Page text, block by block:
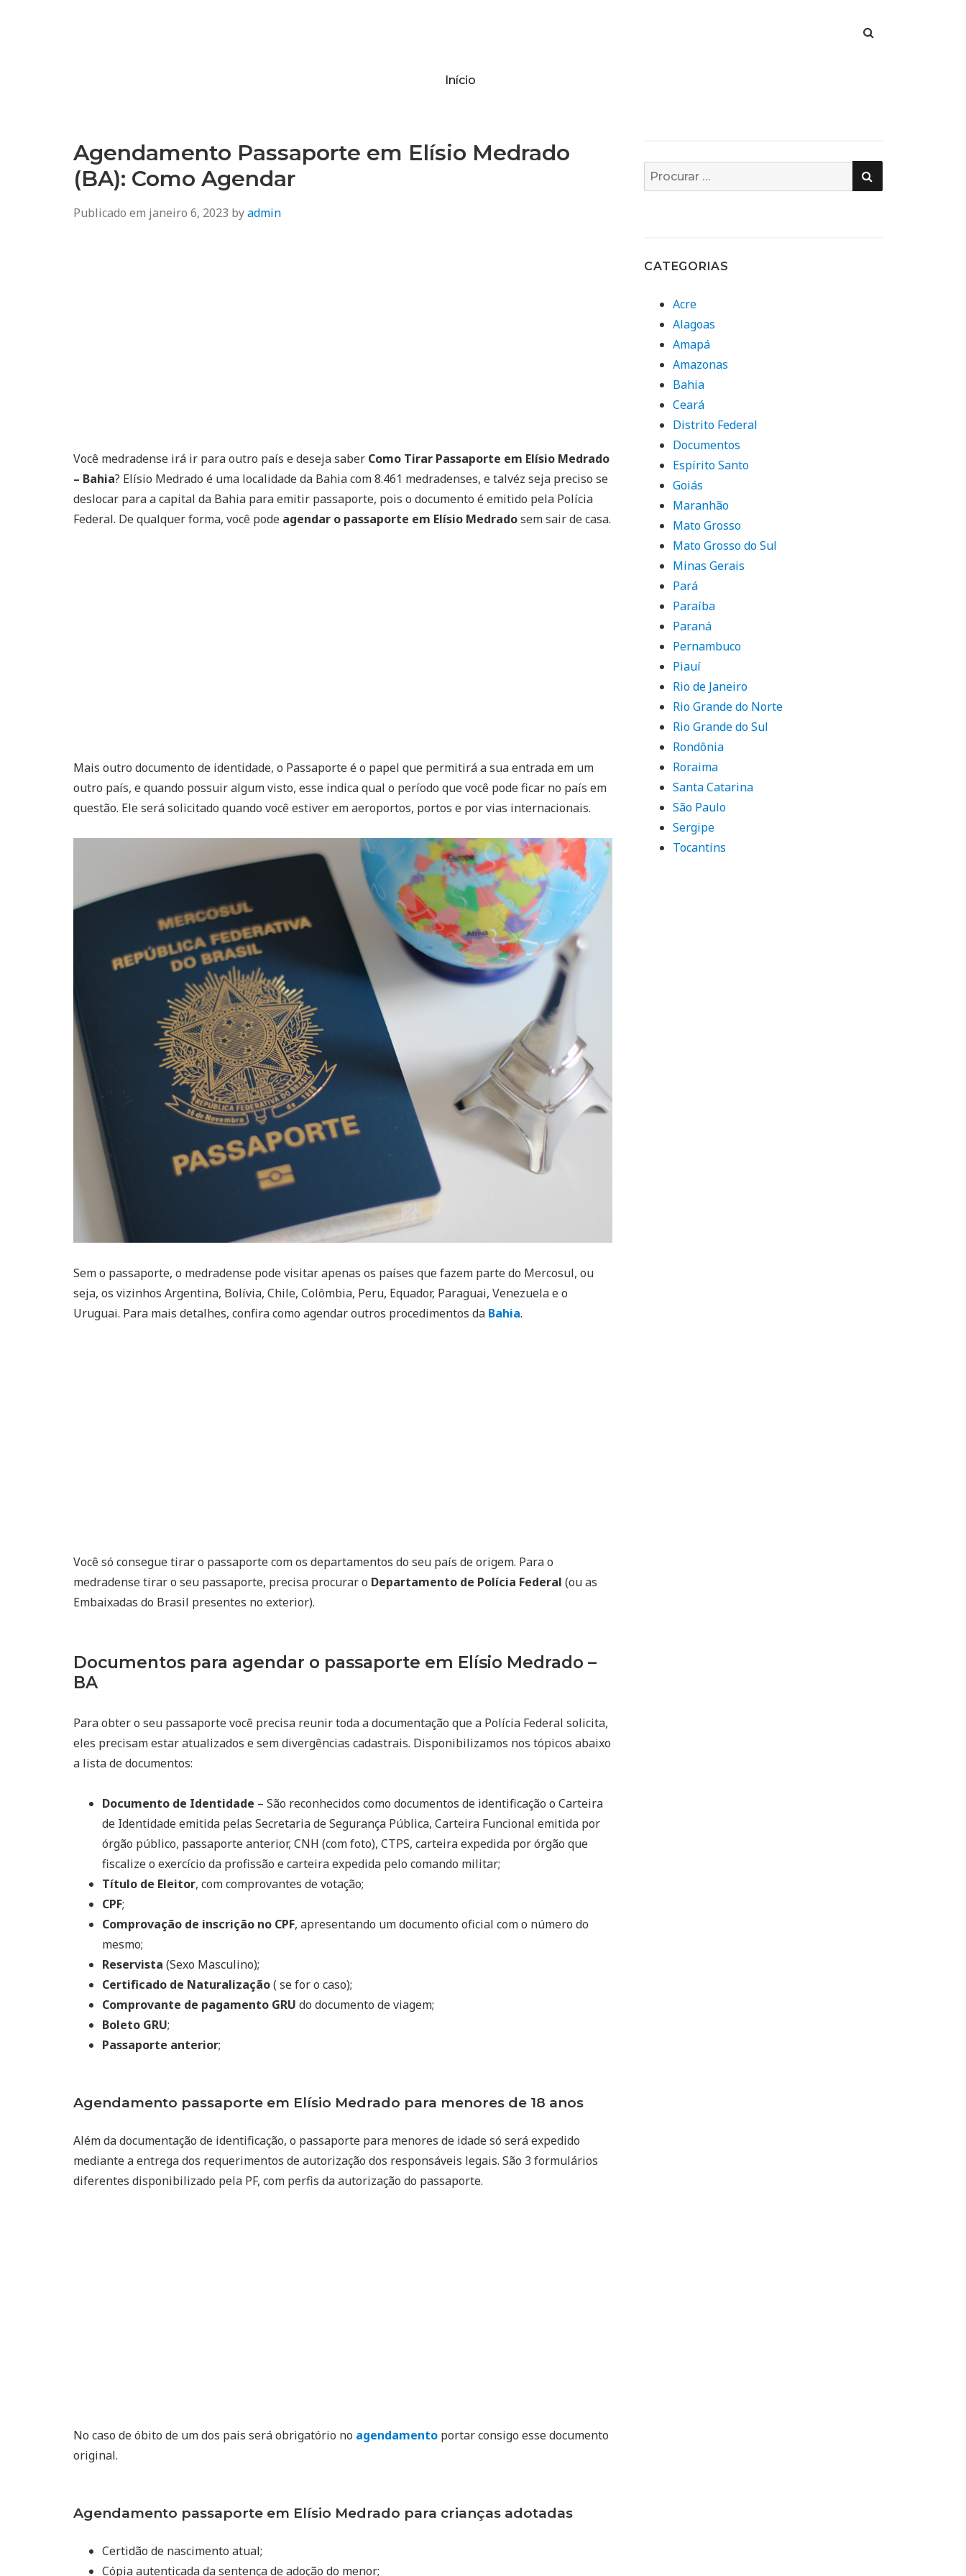
Início
Agendamento Passaporte em Elísio Medrado
(BA): Como Agendar
Publicado em janeiro 6, 2023 byadmin
Você medradense irá ir para outro país e deseja saber Como Tirar Passaporte em Elísio Medrado
– Bahia? Elísio Medrado é uma localidade da Bahia com 8.461 medradenses, e talvéz seja preciso se
deslocar para a capital da Bahia para emitir passaporte, pois o documento é emitido pela Polícia
Federal. De qualquer forma, você pode agendar o passaporte em Elísio Medradosem sair de casa.
Mais outro documento de identidade, o Passaporte é o papel que permitirá a sua entrada em um
outro país, e quando possuir algum visto, esse indica qual o período que você pode ficar no país em
questão. Ele será solicitado quando você estiver em aeroportos, portos e por vias internacionais.
Sem o passaporte, o medradense pode visitar apenas os países que fazem parte do Mercosul, ou
seja, os vizinhos Argentina, Bolívia, Chile, Colômbia, Peru, Equador, Paraguai, Venezuela e o
Uruguai. Para mais detalhes, confira como agendar outros procedimentos da Bahia.
Você só consegue tirar o passaporte com os departamentos do seu país de origem. Para o
medradense tirar o seu passaporte, precisa procurar o Departamento de Polícia Federal (ou as
Embaixadas do Brasil presentes no exterior).
Documentos para agendar o passaporte em Elísio Medrado –
BA
Para obter o seu passaporte você precisa reunir toda a documentação que a Polícia Federal solicita,
eles precisam estar atualizados e sem divergências cadastrais. Disponibilizamos nos tópicos abaixo
a lista de documentos:
Documento de Identidade – São reconhecidos como documentos de identificação o Carteira
de Identidade emitida pelas Secretaria de Segurança Pública, Carteira Funcional emitida por
órgão público, passaporte anterior, CNH (com foto), CTPS, carteira expedida por órgão que
fiscalize o exercício da profissão e carteira expedida pelo comando militar;
Título de Eleitor, com comprovantes de votação;
CPF;
Comprovação de inscrição no CPF, apresentando um documento oficial com o número do
mesmo;
Reservista (Sexo Masculino);
Certificado de Naturalização( se for o caso);
Comprovante de pagamento GRU do documento de viagem;
Boleto GRU;
Passaporte anterior;
Agendamento passaporte em Elísio Medrado para menores de 18 anos
Além da documentação de identificação, o passaporte para menores de idade só será expedido
mediante a entrega dos requerimentos de autorização dos responsáveis legais. São 3 formulários
diferentes disponibilizado pela PF, com perfis da autorização do passaporte.
No caso de óbito de um dos pais será obrigatório no agendamento portar consigo esse documento
original.
Agendamento passaporte em Elísio Medrado para crianças adotadas
Certidão de nascimento atual;
Cópia autenticada da sentença de adoção do menor;
Busca
por:
PESQUISA
CATEGORIAS
Acre
Alagoas
Amapá
Amazonas
Bahia
Ceará
Distrito Federal
Documentos
Espírito Santo
Goiás
Maranhão
Mato Grosso
Mato Grosso do Sul
Minas Gerais
Pará
Paraíba
Paraná
Pernambuco
Piauí
Rio de Janeiro
Rio Grande do Norte
Rio Grande do Sul
Rondônia
Roraima
Santa Catarina
São Paulo
Sergipe
Tocantins